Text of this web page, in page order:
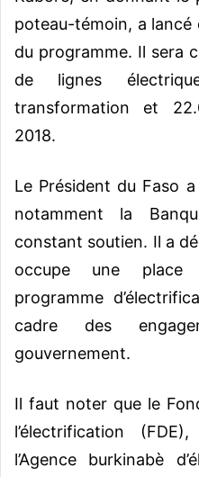
poteau-témoin, a
du programme. Il sera
de lignes
transformation et
2018.
Le Président du Faso
notamment la
constant soutien. Il a
occupe une place
programme
cadre des
gouvernement.
Il faut noter que le
l’électrification
l’Agence burkinabè